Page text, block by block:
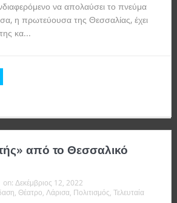
να απολαύσει το πνεύμα
η πρωτεύουσα της Θεσσαλίας, έχει
κα...
από το Θεσσαλικό
on: Δεκέμβριος 12, 2022
, Θέατρο, Λάρισα, Πολιτισμός, Τελευταία